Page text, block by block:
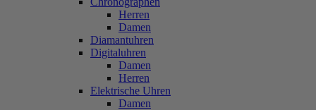
Herren
Damen
Diamantuhren
Digitaluhren
Damen
Herren
Elektrische Uhren
Damen